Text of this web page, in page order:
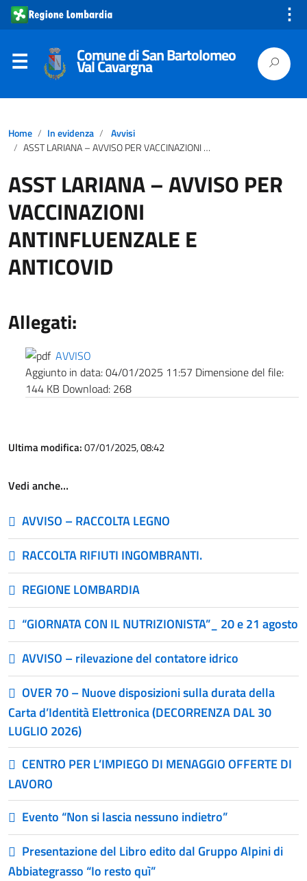
⋮
Comune di San Bartolomeo
Val Cavargna
Home In evidenza
Avvisi
ASST LARIANA – AVVISO PER VACCINAZIONI ANTINFLUENZALE E ANTICOVID
ASST LARIANA – AVVISO PER
VACCINAZIONI
ANTINFLUENZALE E
ANTICOVID
Allegati:
AVVISO
Aggiunto in data:04/01/2025 11:57 Dimensione del file:
144 KB Download: 268
Ultima modifica:07/01/2025, 08:42
Vedi anche…
AVVISO – RACCOLTA LEGNO
RACCOLTA RIFIUTI INGOMBRANTI.
REGIONE LOMBARDIA
“GIORNATA CON IL NUTRIZIONISTA”_ 20 e 21 agosto
AVVISO – rilevazione del contatore idrico
OVER 70 – Nuove disposizioni sulla durata della
Carta d’Identità Elettronica (DECORRENZA DAL 30
LUGLIO 2026)
CENTRO PER L’IMPIEGO DI MENAGGIO OFFERTE DI
LAVORO
Evento “Non si lascia nessuno indietro”
Presentazione del Libro edito dal Gruppo Alpini di
Abbiategrasso “Io resto quì”